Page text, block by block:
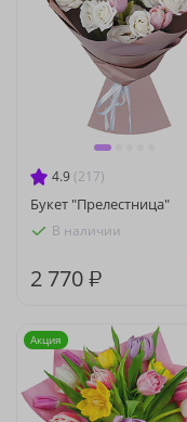
4.9 (217)
Букет "Прелестница"
В наличии
2 770 ₽
Акция